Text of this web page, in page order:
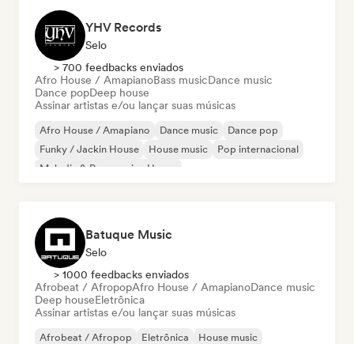
YHV Records
Selo
> 700 feedbacks enviados
Afro House / AmapianoBass musicDance music
Dance popDeep house
Assinar artistas e/ou lançar suas músicas
Afro House / Amapiano Dance music
Dance pop
Funky / Jackin House
House music
Pop internacional
Melodic & Progressive House
Batuque Music
Selo
> 1000 feedbacks enviados
Afrobeat / AfropopAfro House / AmapianoDance music
Deep houseEletrônica
Assinar artistas e/ou lançar suas músicas
Afrobeat / Afropop Eletrônica
House music